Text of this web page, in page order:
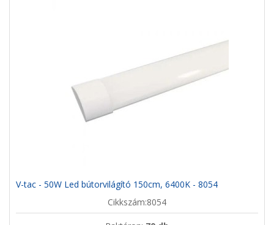
V-tac - 50W Led bútorvilágító 150cm, 6400K - 8054
Cikkszám:8054